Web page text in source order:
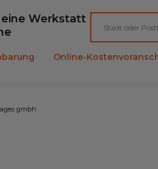
eine Werkstatt
Online-
gmbh